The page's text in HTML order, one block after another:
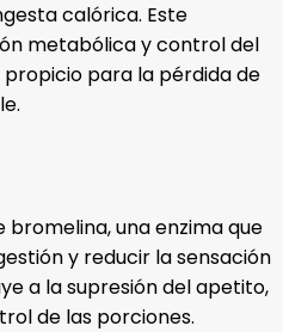
calórica. Este
metabólica y control del
para la pérdida de
bromelina, una enzima que
y reducir la sensación
a la supresión del apetito,
de las porciones.